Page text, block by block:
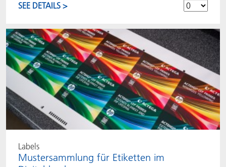
SEE DETAILS >
Labels
Mustersammlung für Etiketten im